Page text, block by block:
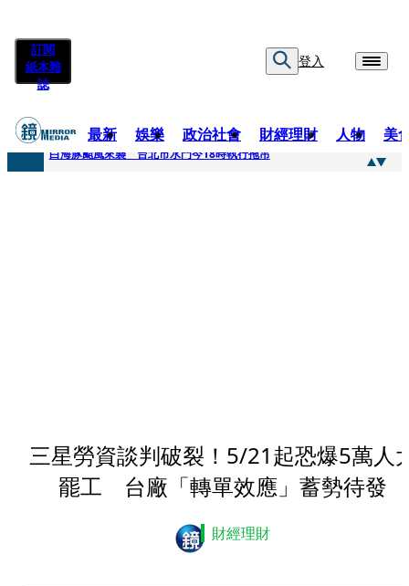
訂閱
紙本雜
誌
登入
最新 娛樂 政治社會 財經理財 人物 美
快訊
白海豚颱風來襲 台北市水門今18時執行拖吊
三星勞資談判破裂！5/21起恐爆5萬人
罷工 台廠「轉單效應」蓄勢待發
財經理財